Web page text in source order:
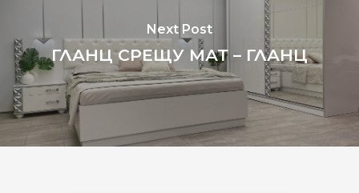
Next Post
ГЛАНЦ СРЕЩУ МАТ – ГЛАНЦ